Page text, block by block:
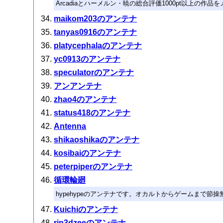
Arcadiaとハーメルン・暁の総合評価1000pt以上の作品を
maikom203のアンテナ
tanyas0916のアンテナ
platycephalaのアンテナ
yc0913のアンテナ
speculatorのアンテナ
アンアンテナ
zhao4のアンテナ
status418のアンテナ
Antenna
shikaoshikaのアンテナ
kosibaiのアンテナ
peterpiperのアンテナ
循環輪廻
hypehypeのアンテナです。オカルトからゲームまで節操
Kuichiのアンテナ